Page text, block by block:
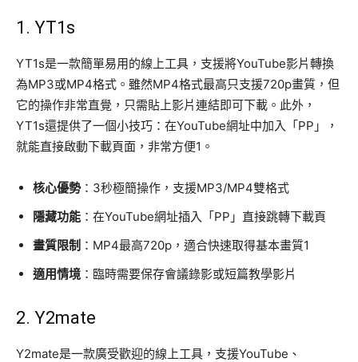
1. YT1s
YT1s是一款簡單易用的線上工具，支援將YouTube影片轉換
為MP3或MP4格式。雖然MP4格式最高只支援720p畫質，但
它的操作非常直覺，只需貼上影片連結即可下載。此外，
YT1s還提供了一個小技巧：在YouTube網址中加入「PP」，
就能直接啟動下載頁面，非常方便1。
核心優勢：3秒極簡操作，支援MP3/MP4雙格式
隱藏功能 ：在YouTube網址插入「PP」直接跳轉下載頁
畫質限制 ：MP4最高720p，適合快速取得基本畫質1
適用情境 ：臨時需要保存會議錄影或短篇教學影片
2. Y2mate
Y2mate是一款廣受歡迎的線上工具，支援YouTube、